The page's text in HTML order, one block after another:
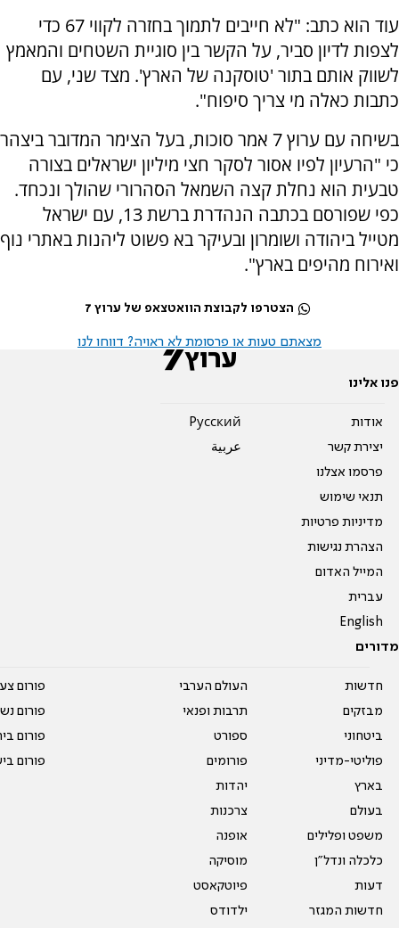
עוד הוא כתב: "לא חייבים לתמוך בחזרה לקווי 67 כדי
לצפות לדיון סביר, על הקשר בין סוגיית השטחים והמאמץ
לשווק אותם בתור 'טוסקנה של הארץ'. מצד שני, עם
כתבות כאלה מי צריך סיפוח".
בשיחה עם ערוץ 7 אמר סוכות, בעל הצימר המדובר ביצהר
כי "הרעיון לפיו אסור לסקר חצי מיליון ישראלים בצורה
טבעית הוא נחלת קצה השמאל הסהרורי שהולך ונכחד.
כפי שפורסם בכתבה הנהדרת ברשת 13, עם ישראל
מטייל ביהודה ושומרון ובעיקר בא פשוט ליהנות באתרי נוף
ואירוח מהיפים בארץ".
הצטרפו לקבוצת הוואטצאפ של ערוץ 7
מצאתם טעות או פרסומת לא ראויה? דווחו לנו
פנו אלינו
אודות
יצירת קשר
פרסמו אצלנו
תנאי שימוש
מדיניות פרטיות
הצהרת נגישות
המייל האדום
עברית
English
Pусский
عربية
מדורים
חדשות
מבזקים
ביטחוני
פוליטי-מדיני
בארץ
בעולם
משפט ופלילים
כלכלה ונדל"ן
דעות
חדשות המגזר
העולם הערבי
תרבות ופנאי
ספורט
פורומים
יהדות
צרכנות
אופנה
מוסיקה
פיוטקאסט
ילדודס
פורום
פורום
פורום
פורום